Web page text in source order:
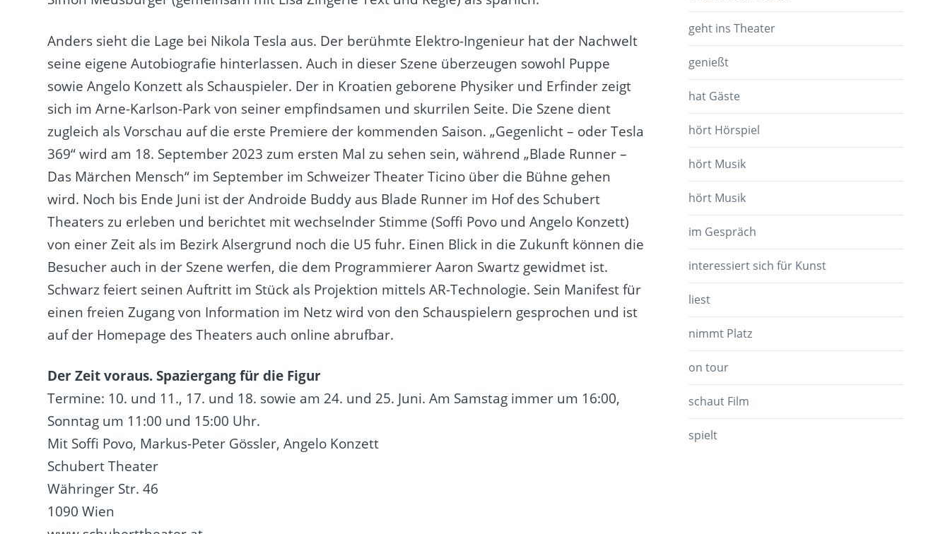
Anders sieht die Lage bei Nikola Tesla aus. Der berühmte Elektro-Ingenieur hat der Nachwelt
seine eigene Autobiografie hinterlassen. Auch in dieser Szene überzeugen sowohl Puppe
sowie Angelo Konzett als Schauspieler. Der in Kroatien geborene Physiker und Erfinder zeigt
sich im Arne-Karlson-Park von seiner empfindsamen und skurrilen Seite. Die Szene dient
zugleich als Vorschau auf die erste Premiere der kommenden Saison. „Gegenlicht – oder Tesla
369“ wird am 18. September 2023 zum ersten Mal zu sehen sein, während „Blade Runner –
Das Märchen Mensch“ im September im Schweizer Theater Ticino über die Bühne gehen
wird. Noch bis Ende Juni ist der Androide Buddy aus Blade Runner im Hof des Schubert
Theaters zu erleben und berichtet mit wechselnder Stimme (Soffi Povo und Angelo Konzett)
von einer Zeit als im Bezirk Alsergrund noch die U5 fuhr. Einen Blick in die Zukunft können die
Besucher auch in der Szene werfen, die dem Programmierer Aaron Swartz gewidmet ist.
Schwarz feiert seinen Auftritt im Stück als Projektion mittels AR-Technologie. Sein Manifest für
einen freien Zugang von Information im Netz wird von den Schauspielern gesprochen und ist
auf der Homepage des Theaters auch online abrufbar.
Der Zeit voraus. Spaziergang für die Figur
Termine: 10. und 11., 17. und 18. sowie am 24. und 25. Juni. Am Samstag immer um 16:00,
Sonntag um 11:00 und 15:00 Uhr.
Mit Soffi Povo, Markus-Peter Gössler, Angelo Konzett
Schubert Theater
Währinger Str. 46
1090 Wien
geht ins Theater
genießt
hat Gäste
hört Hörspiel
hört Musik
hört Musik
im Gespräch
interessiert sich für Kunst
liest
nimmt Platz
on tour
schaut Film
spielt